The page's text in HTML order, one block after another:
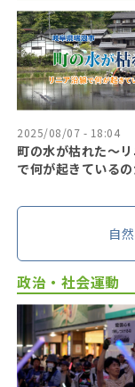
2025/08/07 - 18:04
町の水が枯れた～
で何が起きている
自
政治・社会運動